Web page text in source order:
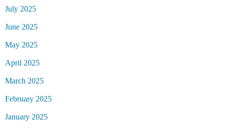
July 2025
June 2025
May 2025
April 2025
March 2025
February 2025
January 2025